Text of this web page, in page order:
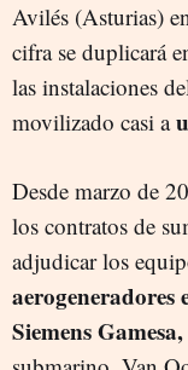
Avilés (Asturias)
cifra se duplicará
las instalaciones
movilizado casi a
Desde marzo de
los contratos de
adjudicar los
aerogeneradores
Siemens Gamesa,